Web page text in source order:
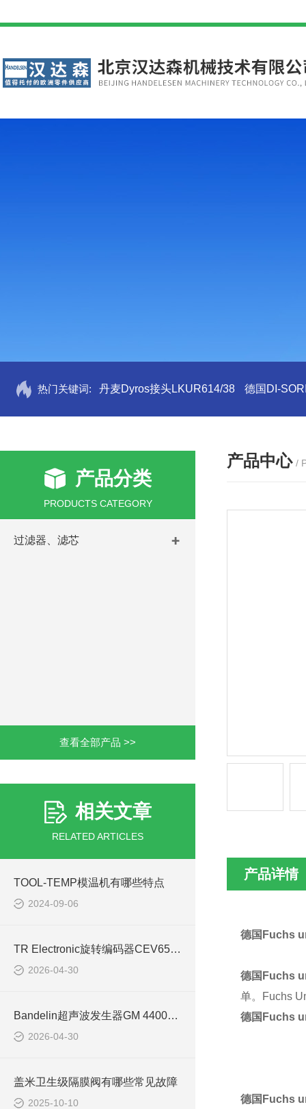
热门关键词: 丹麦Dyros接头LKUR614/38 德国DI-
产品分类
PRODUCTS CATEGORY
过滤器、滤芯
查看全部产品 >>
相关文章
RELATED ARTICLES
TOOL-TEMP模温机有哪些特点
2024-09-06
TR Electronic旋转编码器CEV65M-01360适用于起重机械
2026-04-30
Bandelin超声波发生器GM 4400用于物质均质化
2026-04-30
盖米卫生级隔膜阀有哪些常见故障
2025-10-10
产品中心 /
产品详情
德国 Fuchs
德国 Fuchs
单。
Fuchs
德国 Fuchs
德国 Fuchs